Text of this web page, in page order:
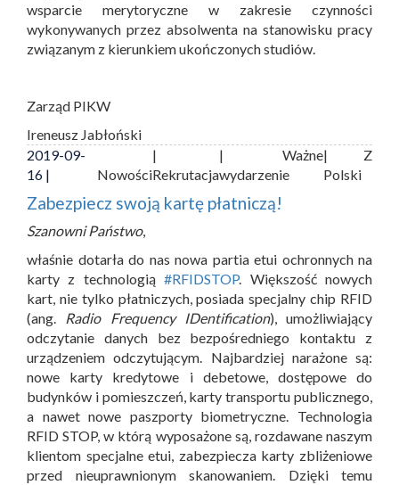
wsparcie merytoryczne w zakresie czynności
wykonywanych przez absolwenta na stanowisku pracy
związanym z kierunkiem ukończonych studiów.
Zarząd PIKW
Ireneusz Jabłoński
2019-09-
16 |
Nowości
|
Rekrutacja
| Ważne
wydarzenie
| Z
Polski
Zabezpiecz swoją kartę płatniczą!
Szanowni Państwo,
właśnie dotarła do nas nowa partia etui ochronnych na
karty z technologią#RFIDSTOP. Większość nowych
kart, nie tylko płatniczych, posiada specjalny chip RFID
(ang. Radio Frequency IDentification), umożliwiający
odczytanie danych bez bezpośredniego kontaktu z
urządzeniem odczytującym. Najbardziej narażone są:
nowe karty kredytowe i debetowe, dostępowe do
budynków i pomieszczeń, karty transportu publicznego,
a nawet nowe paszporty biometryczne. Technologia
RFID STOP, w którą wyposażone są, rozdawane naszym
klientom specjalne etui, zabezpiecza karty zbliżeniowe
przed nieuprawnionym skanowaniem. Dzięki temu